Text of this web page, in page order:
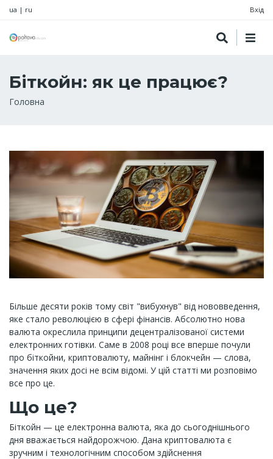
ua | ru Вхід
Біткойн: як це працює?
Рядок
Головна
Більше десяти років тому світ "вибухнув" від нововведення,
яке стало революцією в сфері фінансів. Абсолютно нова
валюта окреслила принципи децентралізованої системи
електронних готівки. Саме в 2008 році все вперше почули
про біткойни, криптовалюту, майнінг і блокчейн — слова,
значення яких досі не всім відомі. У цій статті ми розповімо
все про це.
Що це?
Біткойн — це електронна валюта, яка до сьогоднішнього
дня вважається найдорожчою. Дана криптовалюта є
зручним і технологічним способом здійснення